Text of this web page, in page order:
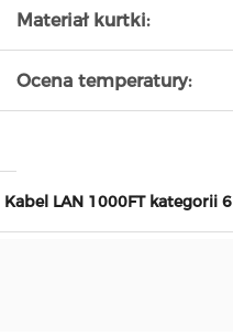
Materiał kurtki:
Ocena temperatury:
Kabel LAN 1000FT kategorii 6